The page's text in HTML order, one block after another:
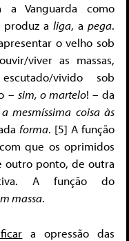
a Vanguarda como
a liga, a pega.
o velho sob
viver as massas,
vivido sob
– sim, o martelo! – da
mesmíssima coisa às
forma. [5] A função
que os oprimidos
outro ponto, de outra
A função do
massa.
a opressão das